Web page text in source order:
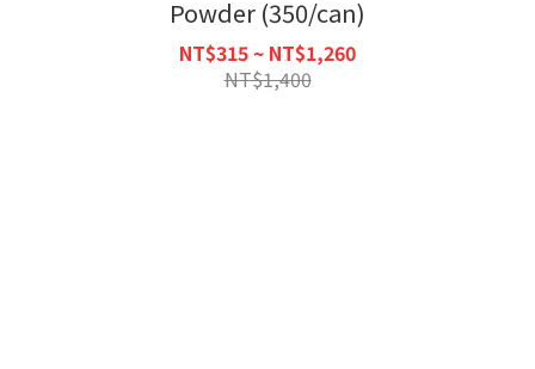
Powder (350/can)
NT$315 ~ NT$1,260
NT$1,400